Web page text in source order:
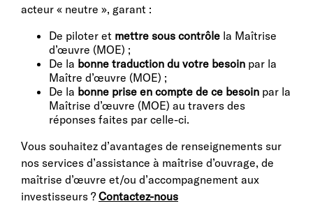
acteur « neutre », garant :
De piloter et mettre sous contrôle la Maîtrise
d’œuvre (MOE) ;
De la bonne traduction du votre besoin par la
Maître d’œuvre (MOE) ;
De la bonne prise en compte de ce besoin par la
Maîtrise d’œuvre (MOE) au travers des
réponses faites par celle-ci.
Vous souhaitez d’avantages de renseignements sur
nos services d’assistance à maîtrise d’ouvrage, de
maîtrise d’œuvre et/ou d’accompagnement aux
investisseurs ?Contactez-nous